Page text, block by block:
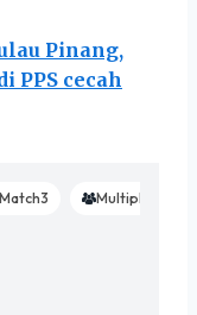
Pinang,
PPS cecah